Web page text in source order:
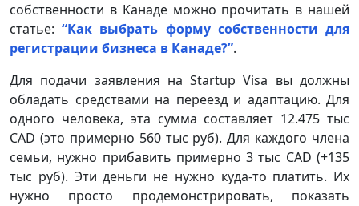
собственности в Канаде можно прочитать в нашей
статье:“Как выбрать форму собственности для
регистрации бизнеса в Канаде?”.
Для подачи заявления на Startup Visa вы должны
обладать средствами на переезд и адаптацию. Для
одного человека, эта сумма составляет 12.475 тыс
CAD (это примерно 560 тыс руб). Для каждого члена
семьи, нужно прибавить примерно 3 тыс CAD (+135
тыс руб). Эти деньги не нужно куда-то платить. Их
нужно просто продемонстрировать, показать